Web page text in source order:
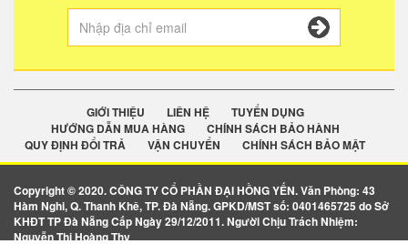
GIỚI THIỆU LIÊN HỆ
TUYỂN DỤNG
HƯỚNG DẪN MUA HÀNG
CHÍNH SÁCH BẢO HÀNH
QUY ĐỊNH ĐỔI TRẢ
VẬN CHUYỂN CHÍNH SÁCH BẢO MẬT
Copyright © 2020. CÔNG TY CỔ PHẦN ĐẠI HỒNG YẾN. Văn Phòng: 43
Hàm Nghi, Q. Thanh Khê, TP. Đà Nẵng. GPKD/MST số: 0401465725 do Sở
KHĐT TP Đà Nẵng Cấp Ngày 29/12/2011. Người Chịu Trách Nhiệm:
Nguyễn Thị Hoàng Thy